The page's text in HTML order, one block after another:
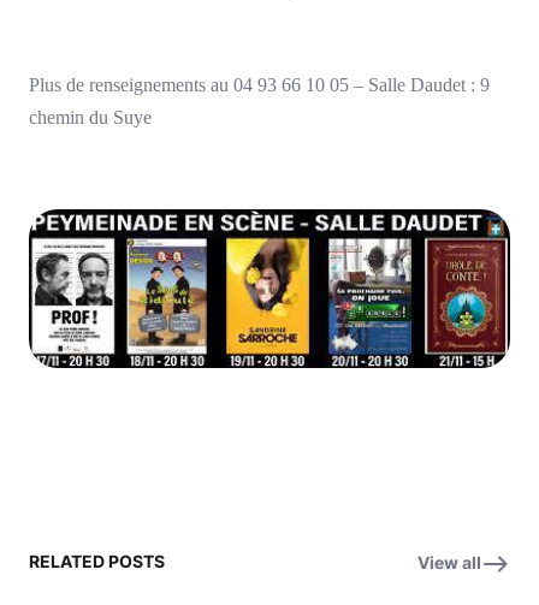
Plus de renseignements au 04 93 66 10 05 – Salle Daudet : 9
chemin du Suye
RELATED POSTS View all